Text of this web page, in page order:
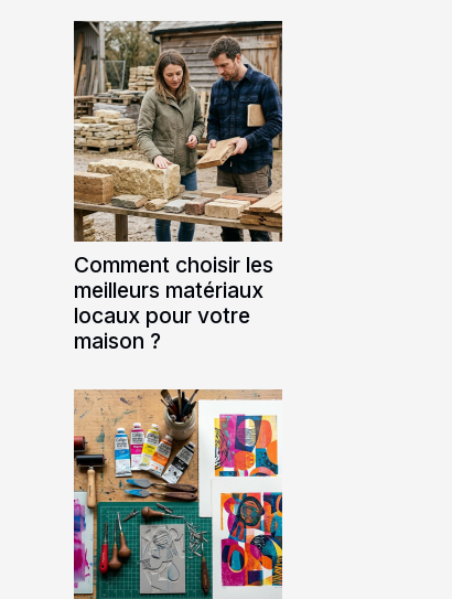
Comment choisir les
meilleurs matériaux
locaux pour votre
maison ?